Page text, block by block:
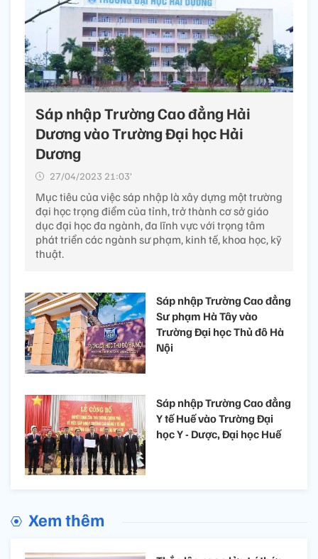
Sáp nhập Trường Cao đẳng Hải
Dương vào Trường Đại học Hải
Dương
27/04/2023 21:03’
Mục tiêu của việc sáp nhập là xây dựng một trường
đại học trọng điểm của tỉnh, trở thành cơ sở giáo
dục đại học đa ngành, đa lĩnh vực với trọng tâm
phát triển các ngành sư phạm, kinh tế, khoa học, kỹ
thuật.
Sáp nhập Trường Cao đẳng
Sư phạm Hà Tây vào
Trường Đại học Thủ đô Hà
Nội
Sáp nhập Trường Cao đẳng
Y tế Huế vào Trường Đại
học Y - Dược, Đại học Huế
Xem thêm